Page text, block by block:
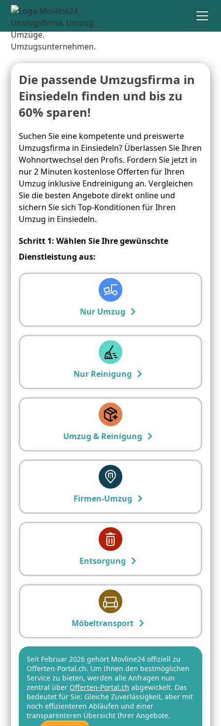
Die passende Umzugsfirma in
Einsiedeln finden und bis zu
60% sparen!
Suchen Sie eine kompetente und preiswerte
Umzugsfirma in Einsiedeln? Überlassen Sie Ihren
Wohnortwechsel den Profis. Fordern Sie jetzt in
nur 2 Minuten kostenlose Offerten für Ihren
Umzug inklusive Endreinigung an. Vergleichen
Sie die besten Angebote direkt online und
sichern Sie sich Top-Konditionen für Ihren
Umzug in Einsiedeln.
Schritt 1: Wählen Sie Ihre gewünschte
Dienstleistung aus:
Nur Umzug
Nur Reinigung
Umzug & Reinigung
Firmen-Umzug
Entsorgung
Möbeltransport
Seit Februar 2026 gehört Movline24 offiziell zu
Offerten-Portal.ch. Um Ihnen den bestmöglichen
Service zu bieten, werden alle Anfragen nun
zentral über Offerten-Portal.ch abgewickelt. Das
bedeutet für Sie: Gleiche Zuverlässigkeit, aber mit
noch effizienteren Abläufen und einer
transparenteren Übersicht Ihrer Angebote.